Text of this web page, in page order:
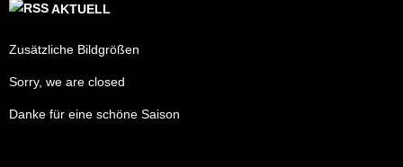
AKTUELL
Zusätzliche Bildgrößen
Sorry, we are closed
Danke für eine schöne Saison